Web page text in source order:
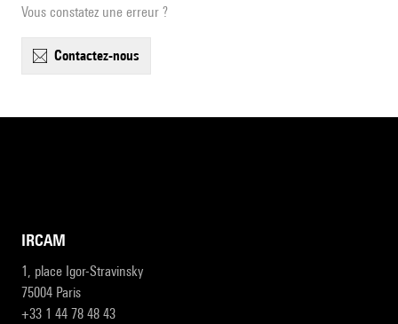
Vous constatez une erreur ?
contactez-nous
IRCAM
1, place Igor-Stravinsky
75004 Paris
+33 1 44 78 48 43